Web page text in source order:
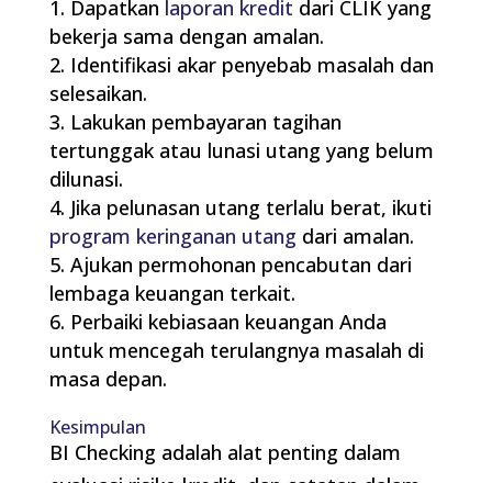
Dapatkan laporan kredit dari CLIK yang
bekerja sama dengan amalan.
Identifikasi akar penyebab masalah dan
selesaikan.
Lakukan pembayaran tagihan
tertunggak atau lunasi utang yang belum
dilunasi.
Jika pelunasan utang terlalu berat, ikuti
program keringanan utang dari amalan.
Ajukan permohonan pencabutan dari
lembaga keuangan terkait.
Perbaiki kebiasaan keuangan Anda
untuk mencegah terulangnya masalah di
masa depan.
Kesimpulan
BI Checking adalah alat penting dalam